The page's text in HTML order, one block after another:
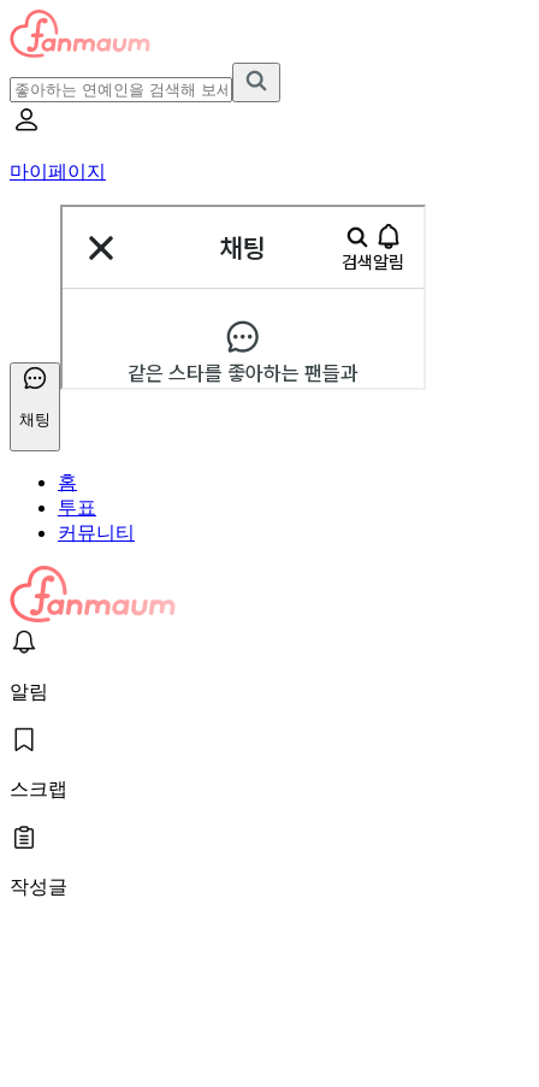
마이페이지
채팅
홈
투표
커뮤니티
알림
스크랩
작성글